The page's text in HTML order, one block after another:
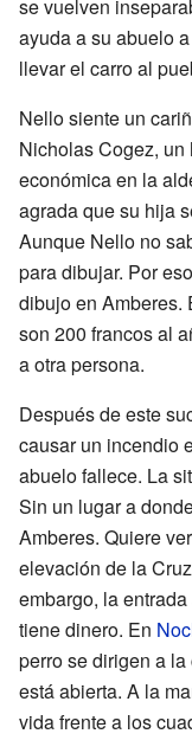
se vuelven
ayuda a su abuelo
llevar el carro al
Nello siente un
Nicholas Cogez,
económica en la
agrada que su hija
Aunque Nello no
para dibujar. Por
dibujo en Amberes.
son 200 francos al
a otra persona.
Después de este
causar un incendio
abuelo fallece. La
Sin un lugar a
Amberes. Quiere
elevación de la
embargo, la
tiene dinero. En
perro se dirigen a
está abierta. A la
vida frente a los